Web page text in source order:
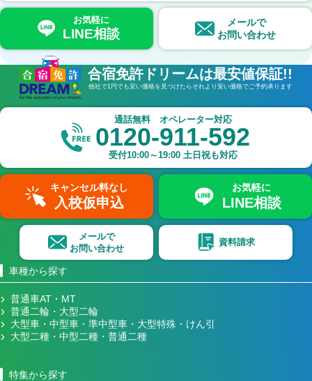
お気軽に
LINE相談
メールで
お問い合わせ
合宿免許ドリームは最安値保証!!
他社で1円でも安い価格を見つけたら それより安い価格でご予約承ります
通話無料 オペレーター対応
0120-911-592
受付10:00～19:00 土日祝も対応
キャンセル料なし
入校仮申込
お気軽に
LINE相談
メールで
お問い合わせ
資料請求
車種から探す
普通車AT・MT
普通二輪・大型二輪
大型車・中型車・準中型車・大型特殊・けん引
大型二種・中型二種・普通二種
特集から探す